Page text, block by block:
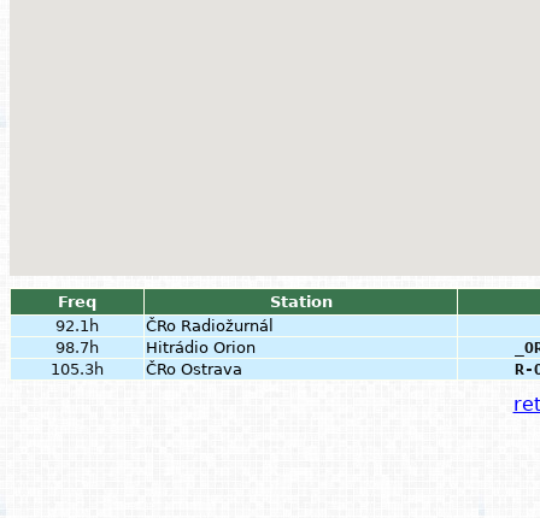
Freq
Station
92.1h
ČRo Radiožurnál
98.7h
Hitrádio Orion
105.3h
ČRo Ostrava R-